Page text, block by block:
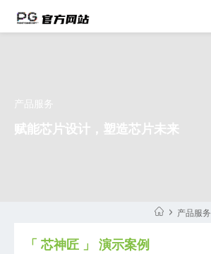
产品服务
赋能芯片设计，塑造芯片未来
产品服务
「 芯神匠 」 演示案例